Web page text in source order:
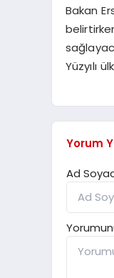
Bakan
Yüzyılı
Yorum
Ad